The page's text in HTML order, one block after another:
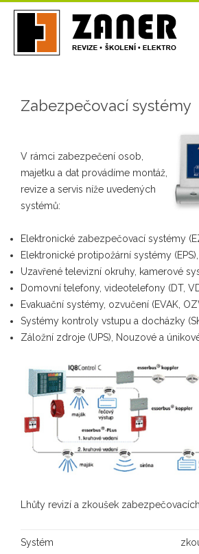
Zabezpečovací systémy
V rámci zabezpečení osob,
majetku a dat provádíme montáž,
revize a servis níže uvedených
systémů:
Elektronické zabezpečovací systémy
Elektronické protipožární systémy (EPS),
Uzavřené televizní okruhy, kamerové
Domovní telefony, videotelefony (DT,
Evakuační systémy, ozvučení (EVAK,
Systémy kontroly vstupu a docházky
Záložní zdroje (UPS), Nouzové a
Lhůty revizí a zkoušek
Systém